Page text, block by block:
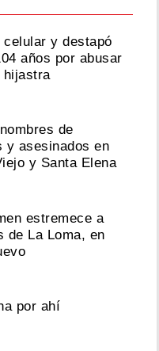
celular y destapó
años por abusar
hijastra
de
y asesinados en
y Santa Elena
estremece a
de La Loma, en
por ahí